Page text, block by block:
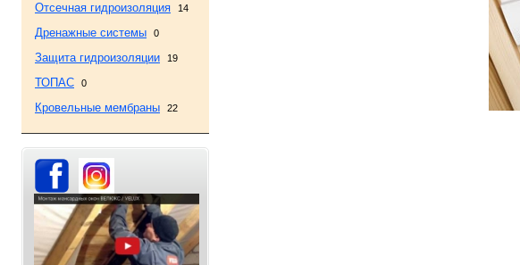
Отсечная гидроизоляция 14
Дренажные системы 0
Защита гидроизоляции 19
ТОПАС 0
Кровельные мембраны 22